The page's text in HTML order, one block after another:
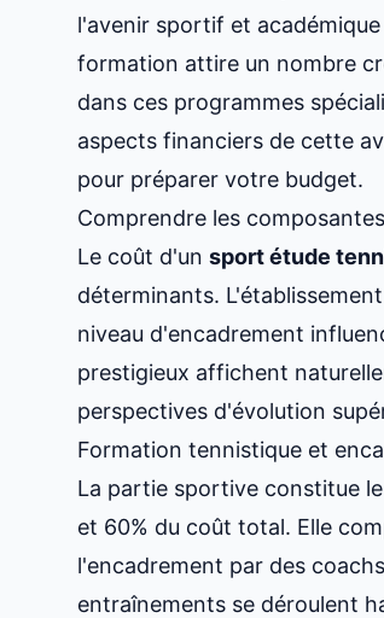
l'avenir sportif et
formation attire un nombre
dans ces programmes
aspects financiers de cette
pour préparer votre budget.
Comprendre les
Le coût d'un sport étude
déterminants.
niveau d'encadrement
prestigieux affichent
perspectives d'évolution
Formation tennistique et
La partie sportive constitue
et 60% du coût total. Elle
l'encadrement par des
entraînements se déroulent